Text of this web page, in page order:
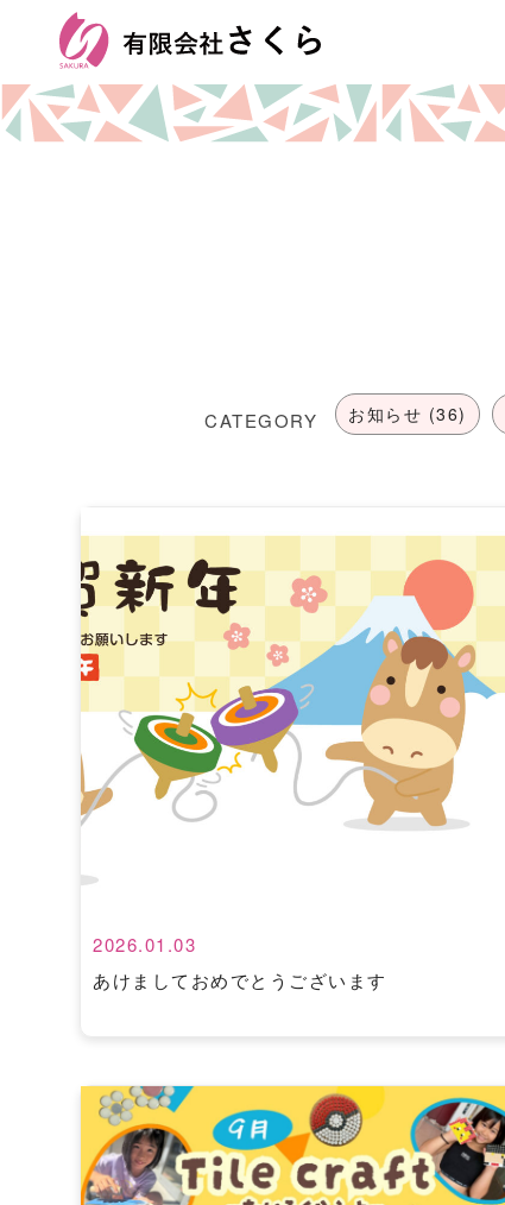
CATEGORY お知らせ (36)
2026.01.03
あけましておめでとうございます